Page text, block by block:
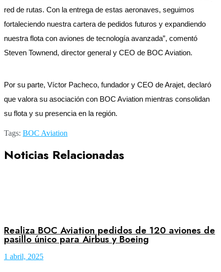
red de rutas. Con la entrega de estas aeronaves, seguimos
fortaleciendo nuestra cartera de pedidos futuros y expandiendo
nuestra flota con aviones de tecnología avanzada”, comentó
Steven Townend, director general y CEO de BOC Aviation.
Por su parte, Víctor Pacheco, fundador y CEO de Arajet, declaró
que valora su asociación con BOC Aviation mientras consolidan
su flota y su presencia en la región.
Tags: BOC Aviation
Noticias Relacionadas
Realiza BOC Aviation pedidos de 120 aviones de
pasillo único para Airbus y Boeing
1 abril, 2025